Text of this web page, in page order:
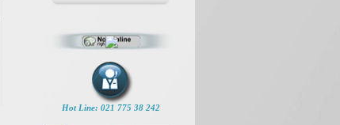
Hot Line: 021 775 38 242